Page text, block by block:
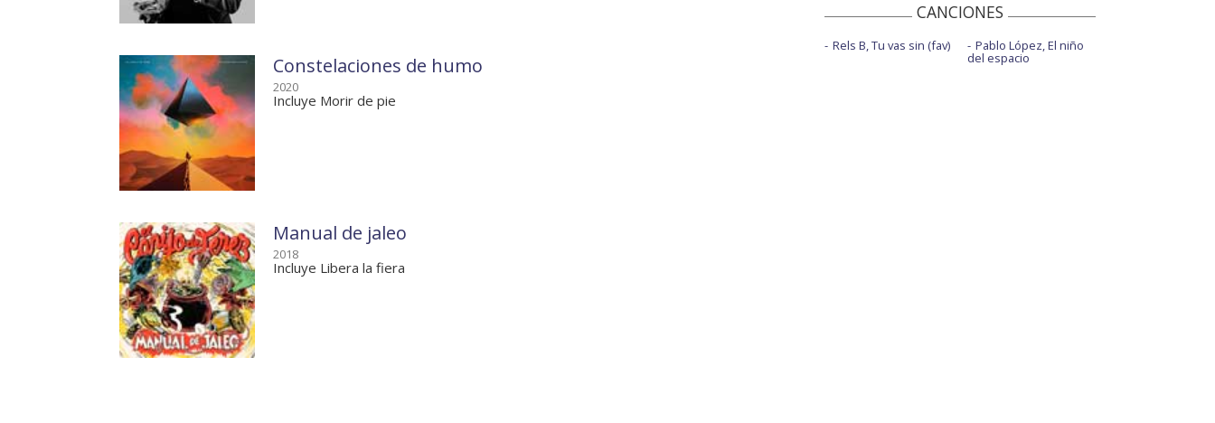
Constelaciones de humo
2020
Incluye Morir de pie
Manual de jaleo
2018
Incluye Libera la fiera
CANCIONES
Rels B, Tu vas sin (fav) Pablo López, El niño
del espacio